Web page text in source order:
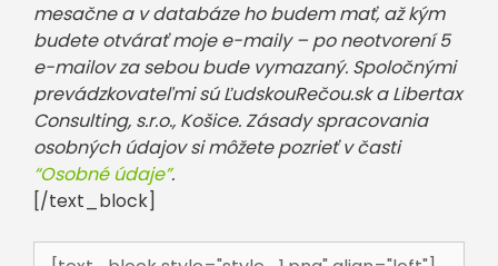
mesačne a v databáze ho budem mať, až kým
budete otvárať moje e-maily – po neotvorení 5
e-mailov za sebou bude vymazaný. Spoločnými
prevádzkovateľmi sú ĽudskouRečou.sk a Libertax
Consulting, s.r.o., Košice. Zásady spracovania
osobných údajov si môžete pozrieť v časti
“Osobné údaje”.
[/text_block]